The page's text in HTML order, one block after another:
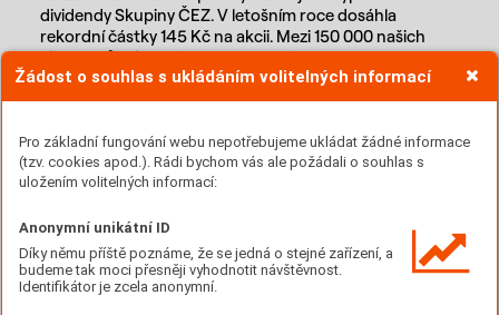
Žádost o souhlas s ukládáním volitelných informací
Pro základní fungování webu nepotřebujeme ukládat žádné informace
(tzv. cookies apod.). Rádi bychom vás ale požádali o souhlas s
uložením volitelných informací:
Anonymní unikátní ID
Díky němu příště poznáme, že se jedná o stejné zařízení, a
budeme tak moci přesněji vyhodnotit návštěvnost.
Identifikátor je zcela anonymní.
dividendy Skupiny ČEZ. V letošním roce dosáhla
rekordní částky 145 Kč na akcii. Mezi 150 000 našich
akcionářů tak rozdělujeme 78 mld. Kč, majoritnímu
vlastníkovi, České republice, jsme zaslali na účet více než
54 miliard Kč.
17,2
Výroba elektřiny z jaderných a obnovitelných zdrojů
v prvním pololetí roku 2023 meziročně vzrostla o 2 %
a dosáhla výše 17,2 TWh. Výroba elektřiny z uhelných
zdrojů ve stejném období klesla o 22 % na 7,8 TWh, což